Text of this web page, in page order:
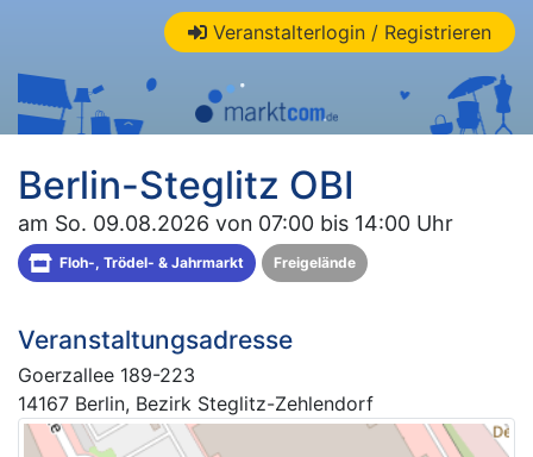
Veranstalterlogin / Registrieren
Berlin-Steglitz OBI
am So. 09.08.2026 von 07:00 bis 14:00 Uhr
Floh-, Trödel- & Jahrmarkt Freigelände
Veranstaltungsadresse
Goerzallee 189-223
14167 Berlin, Bezirk Steglitz-Zehlendorf